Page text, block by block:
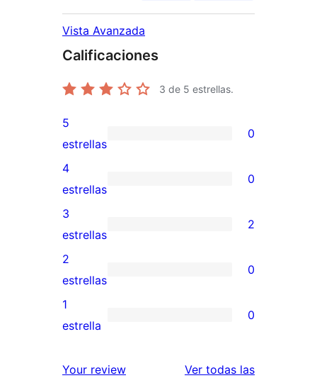
Vista Avanzada
Calificaciones
3 de 5 estrellas.
0
valoraciones
de
5
estrellas
5
estrellas
0
0
valoraciones
de
4
estrellas
4
estrellas
0
2
valoraciones
de
3
estrellas
3
estrellas
2
0
valoraciones
de
estrellas
2
estrellas
0
0
de
1
estrella
0
Your review Ver todas lasreseñas